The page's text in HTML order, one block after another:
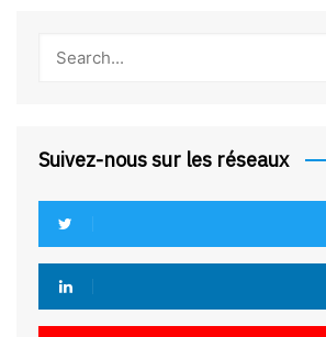
Suivez-nous sur les réseaux